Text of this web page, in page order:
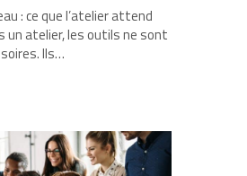
: ce que l’atelier attend
un atelier, les outils ne sont
Ils…